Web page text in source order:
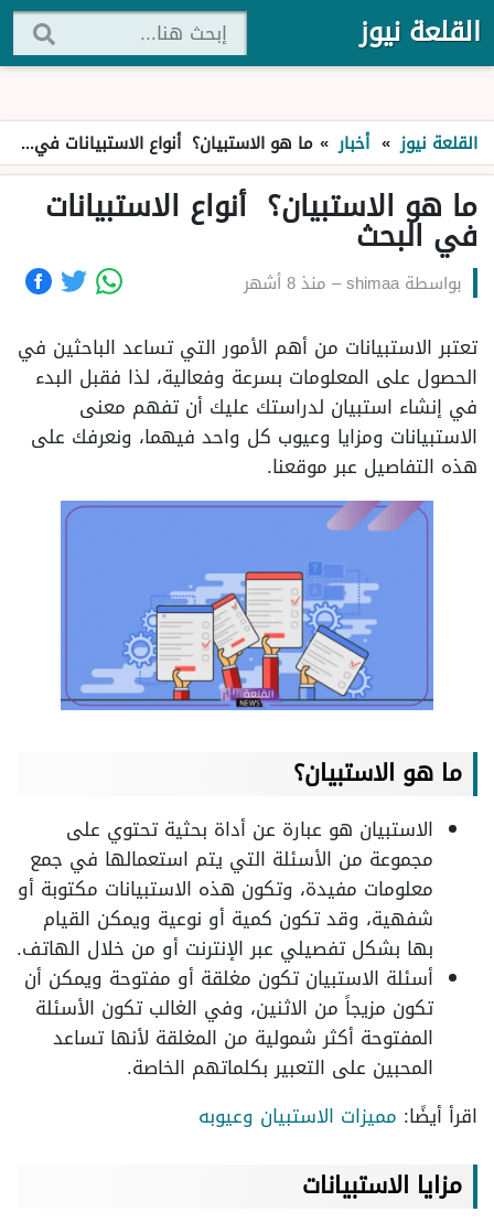
القلعة نيوز
القلعة نيوز » أخبار » ما هو الاستبيان؟ أنواع الاستبيانات في البحث
ما هو الاستبيان؟ أنواع الاستبيانات
في البحث
بواسطةshimaa
– منذ 8 أشهر
تعتبر الاستبيانات من أهم الأمور التي تساعد الباحثين في
الحصول على المعلومات بسرعة وفعالية، لذا فقبل البدء
في إنشاء استبيان لدراستك عليك أن تفهم معنى
الاستبيانات ومزايا وعيوب كل واحد فيهما، ونعرفك على
هذه التفاصيل عبر موقعنا.
ما هو الاستبيان؟
الاستبيان هو عبارة عن أداة بحثية تحتوي على
مجموعة من الأسئلة التي يتم استعمالها في جمع
معلومات مفيدة، وتكون هذه الاستبيانات مكتوبة أو
شفهية، وقد تكون كمية أو نوعية ويمكن القيام
بها بشكل تفصيلي عبر الإنترنت أو من خلال الهاتف.
أسئلة الاستبيان تكون مغلقة أو مفتوحة ويمكن أن
تكون مزيجاً من الاثنين، وفي الغالب تكون الأسئلة
المفتوحة أكثر شمولية من المغلقة لأنها تساعد
المحبين على التعبير بكلماتهم الخاصة.
اقرأ أيضًا: مميزات الاستبيان وعيوبه
مزايا الاستبيانات